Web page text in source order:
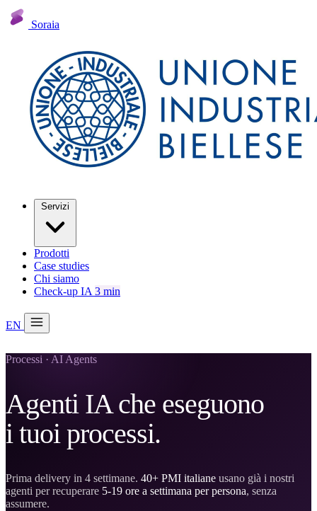
Soraia
Servizi
Prodotti
Case studies
Chi siamo
Check-up IA 3 min
EN
Soraia
Prodotti
Case studies
Check-up IA
Processi · AI Agents
Agenti IA che eseguono
i tuoi processi.
Prima delivery in 4 settimane. 40+ PMI italiane usano già i nostri
agenti per recuperare 5-19 ore a settimana per persona, senza
assumere.